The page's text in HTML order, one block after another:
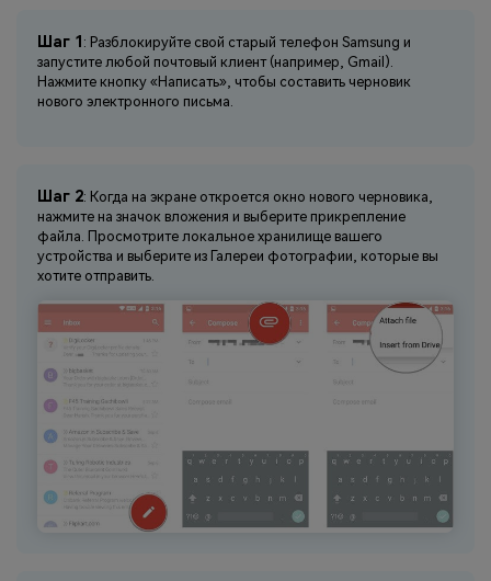
Шаг 1 : Разблокируйте свой старый телефон Samsung и
запустите любой почтовый клиент (например, Gmail).
Нажмите кнопку «Написать», чтобы составить черновик
нового электронного письма.
Шаг 2: Когда на экране откроется окно нового черновика,
нажмите на значок вложения и выберите прикрепление
файла. Просмотрите локальное хранилище вашего
устройства и выберите из Галереи фотографии, которые вы
хотите отправить.